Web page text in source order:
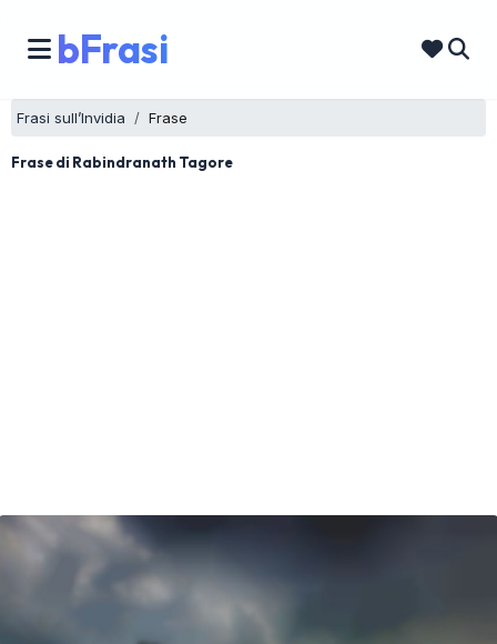
bFrasi
Frasi sull’Invidia Frase
Frase di Rabindranath Tagore